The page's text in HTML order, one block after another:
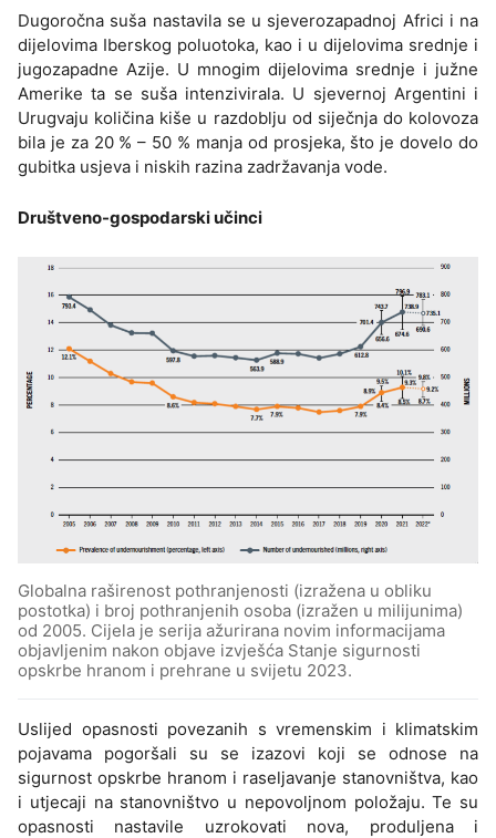
Dugoročna suša nastavila se u sjeverozapadnoj Africi i na
dijelovima Iberskog poluotoka, kao i u dijelovima srednje i
jugozapadne Azije. U mnogim dijelovima srednje i južne
Amerike ta se suša intenzivirala. U sjevernoj Argentini i
Urugvaju količina kiše u razdoblju od siječnja do kolovoza
bila je za 20 % – 50 % manja od prosjeka, što je dovelo do
gubitka usjeva i niskih razina zadržavanja vode.
Društveno-gospodarski učinci
Globalna raširenost pothranjenosti (izražena u obliku
postotka) i broj pothranjenih osoba (izražen u milijunima)
od 2005. Cijela je serija ažurirana novim informacijama
objavljenim nakon objave izvješća Stanje sigurnosti
opskrbe hranom i prehrane u svijetu 2023.
Uslijed opasnosti povezanih s vremenskim i klimatskim
pojavama pogoršali su se izazovi koji se odnose na
sigurnost opskrbe hranom i raseljavanje stanovništva, kao
i utjecaji na stanovništvo u nepovoljnom položaju. Te su
opasnosti nastavile uzrokovati nova, produljena i